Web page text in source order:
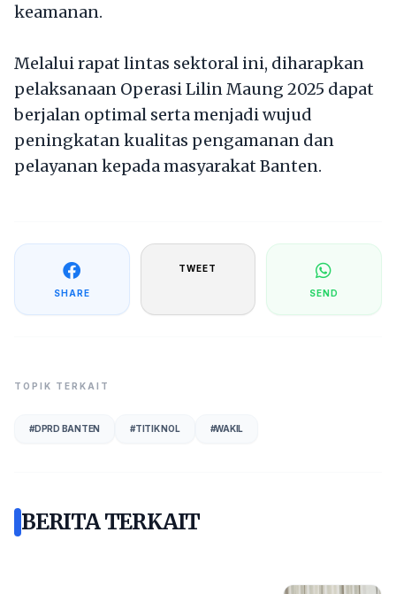
keamanan.
Melalui rapat lintas sektoral ini, diharapkan
pelaksanaan Operasi Lilin Maung 2025 dapat
berjalan optimal serta menjadi wujud
peningkatan kualitas pengamanan dan
pelayanan kepada masyarakat Banten.
SHARE
TWEET
SEND
TOPIK TERKAIT
#DPRD BANTEN #TITIK NOL #WAKIL
BERITA TERKAIT